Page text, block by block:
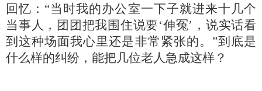
回忆： “当时我的办公室一下子就进来十几个
当事人，团团把我围住说要‘伸冤’，说实话看
到这种场面我心里还是非常紧张的。”到底是
什么样的纠纷，能把几位老人急成这样？